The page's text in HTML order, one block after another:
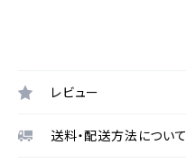
レビュー
送料・配送方法について